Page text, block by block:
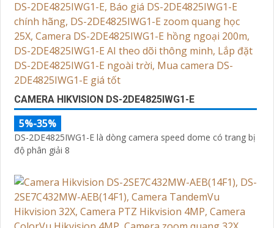
nhà hoặc doanh nghiệp của bạn.
Camera Zoom 25X được thiết kế nhỏ gọn, dễ lắp đặt và
ứng dụng linh hoạt trong nhiều môi trường khác nhau,
từ trong nhà đến ngoài trời.
Với Camera Zoom 25X, bạn hoàn toàn yên tâm về việc
quan sát và giám sát từ xa mọi lúc, mọi nơi mà không
gặp bất kỳ khó khăn nào.
CAMERA HIKVISION DS-2DE4825IWG1-E
5%-35%
DS-2DE4825IWG1-E là dòng camera speed dome có trang bị
độ phân giải 8